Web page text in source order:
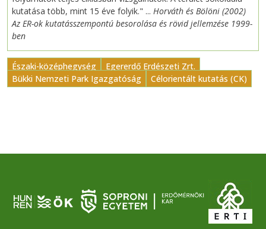
kutatása több, mint 15 éve folyik." ... Horváth és Bölöni (2002)
Az ER-ok kutatásszempontú besorolása és rövid jellemzése 1999-
ben
Északi-középhegység
Egererdő Erdészeti Zrt.
Bükki Nemzeti Park Igazgatóság
Célorientált kutatás (CK)